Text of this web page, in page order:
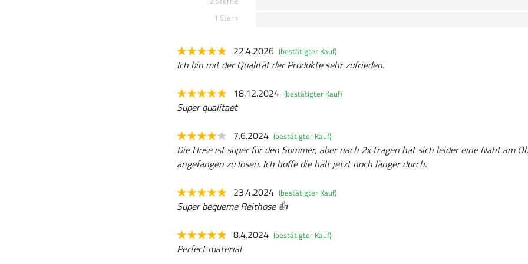
1 Stern
22.4.2026 (bestätigter Kauf)
Ich bin mit der Qualität der Produkte sehr zufrieden.
18.12.2024 (bestätigter Kauf)
Super qualitaet
7.6.2024 (bestätigter Kauf)
Die Hose ist super für den Sommer, aber nach 2x tragen hat sich leider eine Naht am
angefangen zu lösen. Ich hoffe die hält jetzt noch länger durch.
23.4.2024 (bestätigter Kauf)
Super bequeme Reithose 👍
8.4.2024 (bestätigter Kauf)
Perfect material